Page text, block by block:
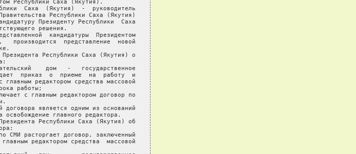
Республики Саха (Якутия).
Саха  (Якутия)  -  руководитель
Республики Саха (Якутия)
Президенту Республики  Саха
решения.
кандидатуры  Президентом
производится  представление  новой
Республики Саха (Якутия) о
дом   -   государственное
приказ  о  приеме  на  работу  и
главным редактором средства массовой
работы;
с главным редактором договор по
договора является одним из оснований
освобождение главного редактора.
Республики Саха (Якутия) об
СМИ расторгает договор, заключенный
редактором средства  массовой